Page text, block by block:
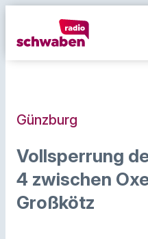
Günzburg
Vollsperrung
4 zwischen
Großkötz